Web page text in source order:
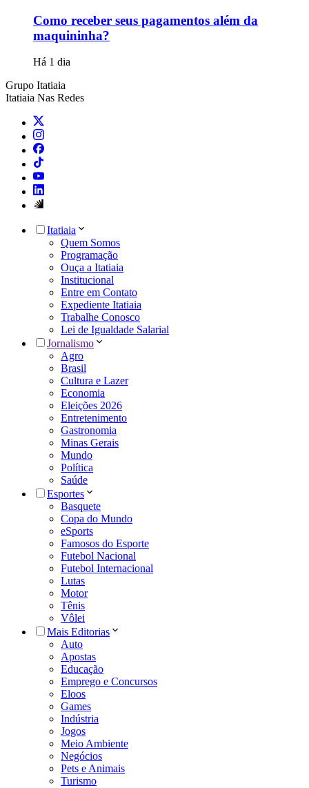
Como receber seus pagamentos além da
maquininha?
Há 1 dia
Grupo Itatiaia
Itatiaia Nas Redes
Itatiaia
Quem Somos
Programação
Ouça a Itatiaia
Institucional
Entre em Contato
Expediente Itatiaia
Trabalhe Conosco
Lei de Igualdade Salarial
Jornalismo
Agro
Brasil
Cultura e Lazer
Economia
Eleições 2026
Entretenimento
Gastronomia
Minas Gerais
Mundo
Política
Saúde
Esportes
Basquete
Copa do Mundo
eSports
Famosos do Esporte
Futebol Nacional
Futebol Internacional
Lutas
Motor
Tênis
Vôlei
Mais Editorias
Auto
Apostas
Educação
Emprego e Concursos
Eloos
Games
Indústria
Jogos
Meio Ambiente
Negócios
Pets e Animais
Turismo